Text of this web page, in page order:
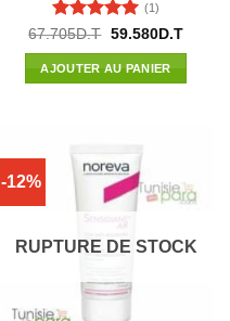
Note5 sur
5
(1)
67.705D.T Le
initial
était :
59.580D.TLe
AJOUTER AU PANIER
-12%
RUPTURE DE STOCK